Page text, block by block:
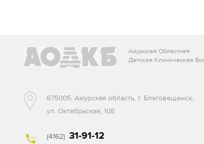
Амурская Областная
Детская Клиническая
675005, Амурская область, г. Благовещенск,
ул. Октябрьская, 108
(4162) 31-91-12